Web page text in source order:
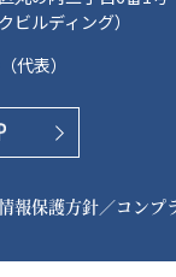
ビルディング）
（代表）
報保護方針／コンプ